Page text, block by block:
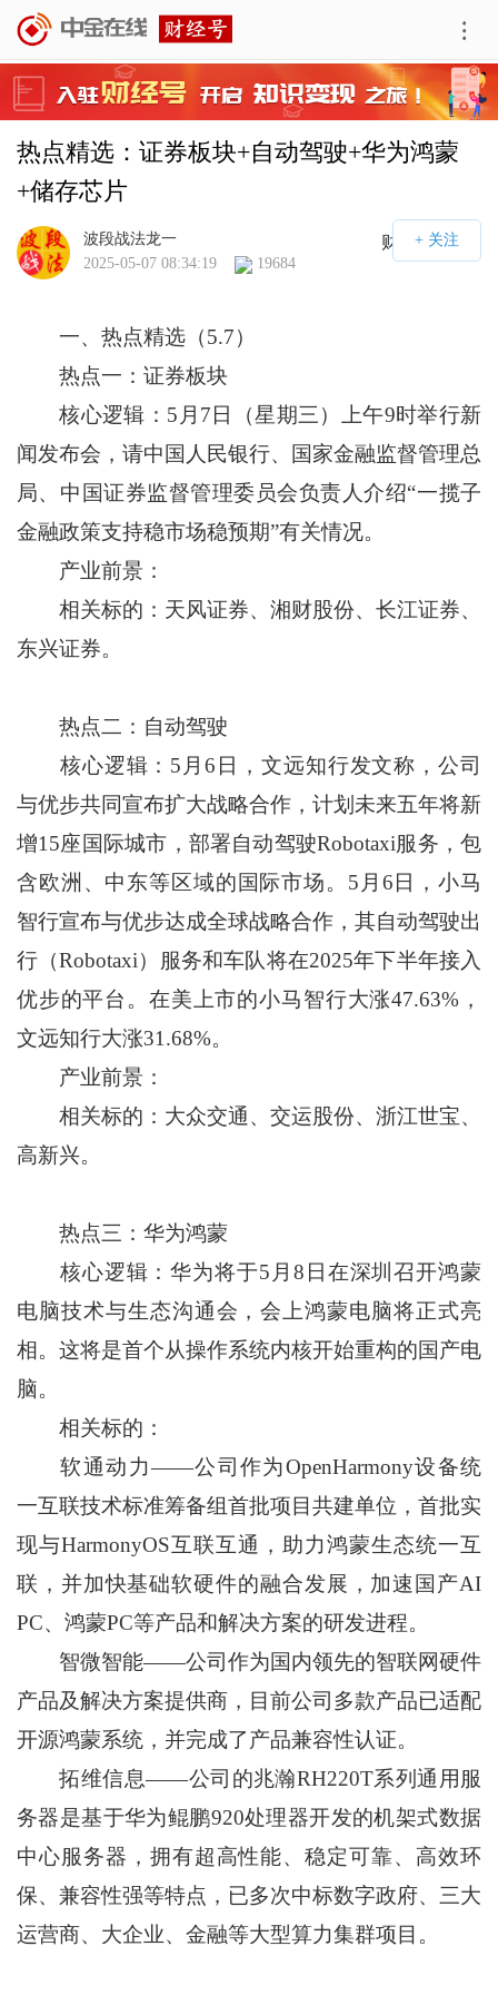
热点精选：证券板块+自动驾驶+华为鸿蒙
+储存芯片
财经号APP
波段战法龙一
2025-05-07 08:34:19
19684
一、热点精选（5.7）
热点一：证券板块
核心逻辑：5月7日（星期三）上午9时举行新
闻发布会，请中国人民银行、国家金融监督管理总
局、中国证券监督管理委员会负责人介绍“一揽子
金融政策支持稳市场稳预期”有关情况。
产业前景：
相关标的：天风证券、湘财股份、长江证券、
东兴证券。
热点二：自动驾驶
核心逻辑：5月6日，文远知行发文称，公司
与优步共同宣布扩大战略合作，计划未来五年将新
增15座国际城市，部署自动驾驶Robotaxi服务，包
含欧洲、中东等区域的国际市场。5月6日，小马
智行宣布与优步达成全球战略合作，其自动驾驶出
行（Robotaxi）服务和车队将在2025年下半年接入
优步的平台。在美上市的小马智行大涨47.63%，
文远知行大涨31.68%。
产业前景：
相关标的：大众交通、交运股份、浙江世宝、
高新兴。
热点三：华为鸿蒙
核心逻辑：华为将于5月8日在深圳召开鸿蒙
电脑技术与生态沟通会，会上鸿蒙电脑将正式亮
相。这将是首个从操作系统内核开始重构的国产电
脑。
相关标的：
软通动力——公司作为OpenHarmony设备统
一互联技术标准筹备组首批项目共建单位，首批实
现与HarmonyOS互联互通，助力鸿蒙生态统一互
联，并加快基础软硬件的融合发展，加速国产AI
PC、鸿蒙PC等产品和解决方案的研发进程。
智微智能——公司作为国内领先的智联网硬件
产品及解决方案提供商，目前公司多款产品已适配
开源鸿蒙系统，并完成了产品兼容性认证。
拓维信息——公司的兆瀚RH220T系列通用服
务器是基于华为鲲鹏920处理器开发的机架式数据
中心服务器，拥有超高性能、稳定可靠、高效环
保、兼容性强等特点，已多次中标数字政府、三大
运营商、大企业、金融等大型算力集群项目。